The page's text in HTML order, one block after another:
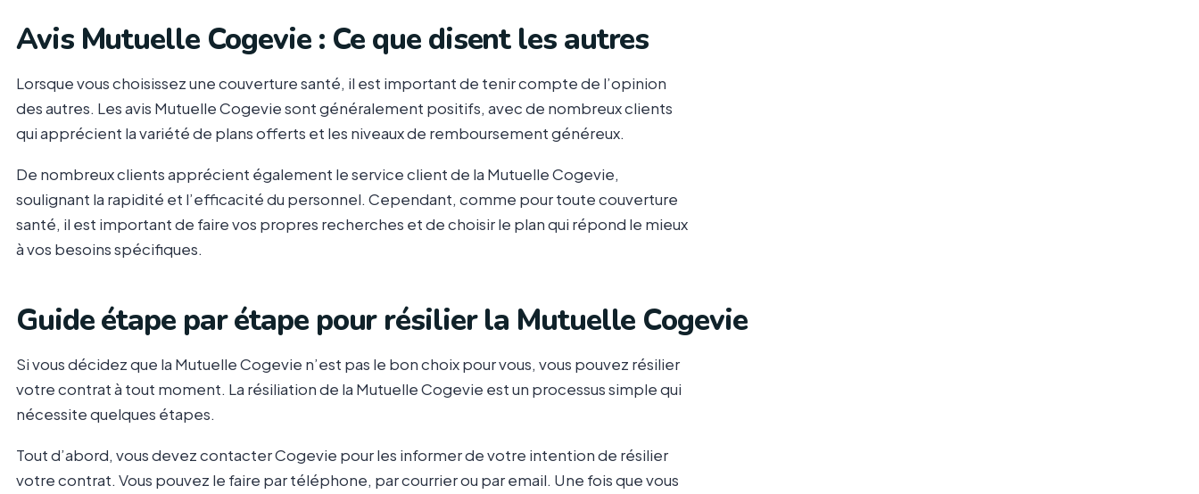
Avis Mutuelle Cogevie : Ce que disent les autres
Lorsque vous choisissez une couverture santé, il est important de tenir compte de l’opinion
des autres. Les avis Mutuelle Cogevie sont généralement positifs, avec de nombreux clients
qui apprécient la variété de plans offerts et les niveaux de remboursement généreux.
De nombreux clients apprécient également le service client de la Mutuelle Cogevie,
soulignant la rapidité et l’efficacité du personnel. Cependant, comme pour toute couverture
santé, il est important de faire vos propres recherches et de choisir le plan qui répond le mieux
à vos besoins spécifiques.
Guide étape par étape pour résilier la Mutuelle Cogevie
Si vous décidez que la Mutuelle Cogevie n’est pas le bon choix pour vous, vous pouvez résilier
votre contrat à tout moment. La résiliation de la Mutuelle Cogevie est un processus simple qui
nécessite quelques étapes.
Tout d’abord, vous devez contacter Cogevie pour les informer de votre intention de résilier
votre contrat. Vous pouvez le faire par téléphone, par courrier ou par email. Une fois que vous